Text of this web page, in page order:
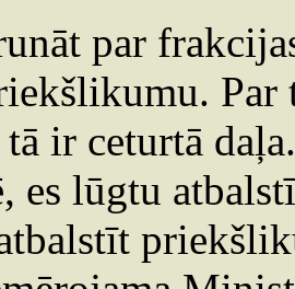
par
Par
ir ceturtā
es lūgtu